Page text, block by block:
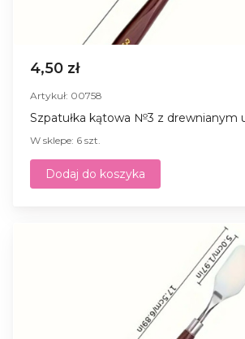
4,50 zł
Artykuł: 00758
Szpatułka kątowa №3 z drewnianym
W sklepe: 6 szt.
Dodaj do koszyka